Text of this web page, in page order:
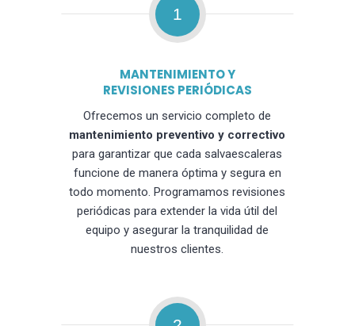
1
MANTENIMIENTO Y
REVISIONES PERIÓDICAS
Ofrecemos un servicio completo de
mantenimiento preventivo y correctivo
para garantizar que cada salvaescaleras
funcione de manera óptima y segura en
todo momento. Programamos revisiones
periódicas para extender la vida útil del
equipo y asegurar la tranquilidad de
nuestros clientes.